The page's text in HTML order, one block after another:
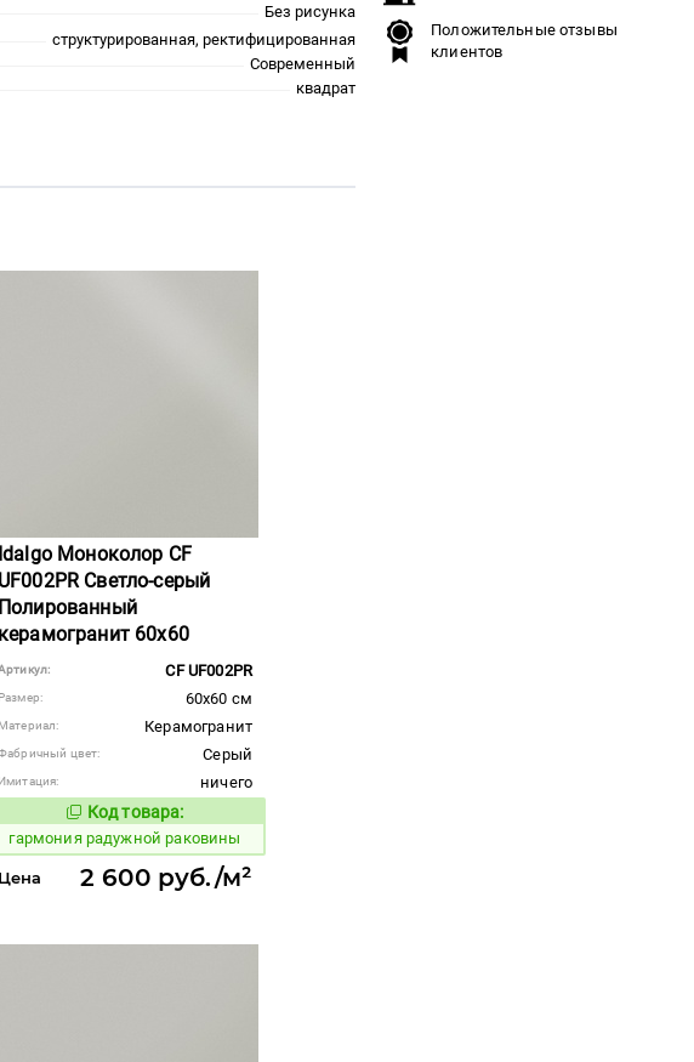
Без рисунка
структурированная, ректифицированная
Современный
квадрат
Idalgo Моноколор CF
UF002PR Светло-серый
Полированный
керамогранит 60x60
CF UF002PR
Размер: 60x60 см
Материал: Керамогранит
цвет: Серый
Имитация:
ничего
Код товара:
275203 Код товара:
гармония радужной раковины
Цена 2 600 руб./м²
Положительные отзывы
клиентов